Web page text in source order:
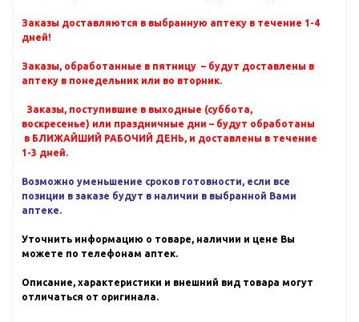
Заказы доставляются в выбранную аптеку в течение 1-4
дней!
Заказы, обработанные в пятницу – будут доставлены в
аптеку в понедельник или во вторник.
Заказы, поступившие в выходные (суббота,
воскресенье) или праздничные дни – будут обработаны
в БЛИЖАЙШИЙ РАБОЧИЙ ДЕНЬ, и доставлены в течение
1-3 дней.
Возможно уменьшение сроков готовности, если все
позиции в заказе будут в наличии в выбранной Вами
аптеке.
Уточнить информацию о товаре, наличии и цене Вы
можете по телефонам аптек.
Описание, характеристики и внешний вид товара могут
отличаться от оригинала.